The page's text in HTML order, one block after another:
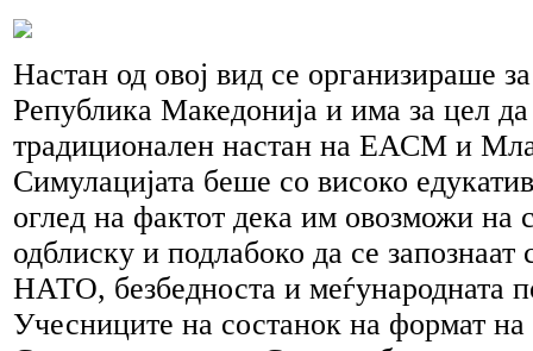
Настан од овој вид се организираше
Република Македонија и има за цел да
традиционален настан на ЕАСМ и
Симулацијата беше со високо
оглед на фактот дека им овозможи на
одблиску и подлабоко да се
НАТО, безбедноста и меѓународната
Учесниците на состанок на формат на